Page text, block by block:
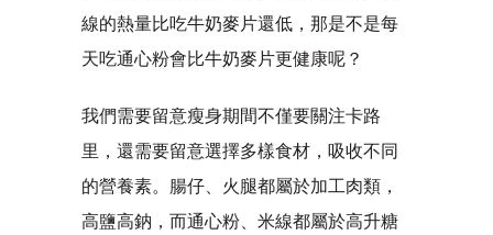
線的熱量比吃牛奶麥片還低，那是不是每
天吃通心粉會比牛奶麥片更健康呢？
我們需要留意瘦身期間不僅要關注卡路
里，還需要留意選擇多樣食材，吸收不同
的營養素。腸仔、火腿都屬於加工肉類，
高鹽高鈉，而通心粉、米線都屬於高升糖